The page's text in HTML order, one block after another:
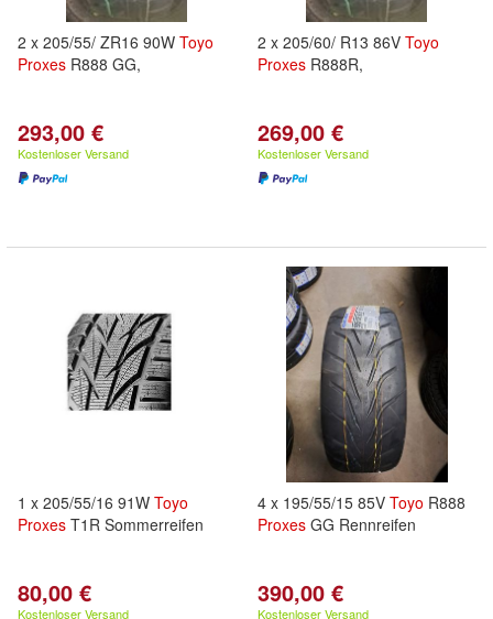
2 x 205/55/ ZR16 90W Toyo
Proxes R888 GG,
293,00 €
Kostenloser Versand
2 x 205/60/ R13 86V Toyo
Proxes R888R,
269,00 €
Kostenloser Versand
1 x 205/55/16 91W Toyo
Proxes T1R Sommerreifen
80,00 €
Kostenloser Versand
4 x 195/55/15 85V Toyo R888
Proxes GG Rennreifen
390,00 €
Kostenloser Versand